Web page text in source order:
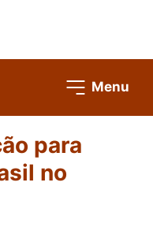
Menu
para
no